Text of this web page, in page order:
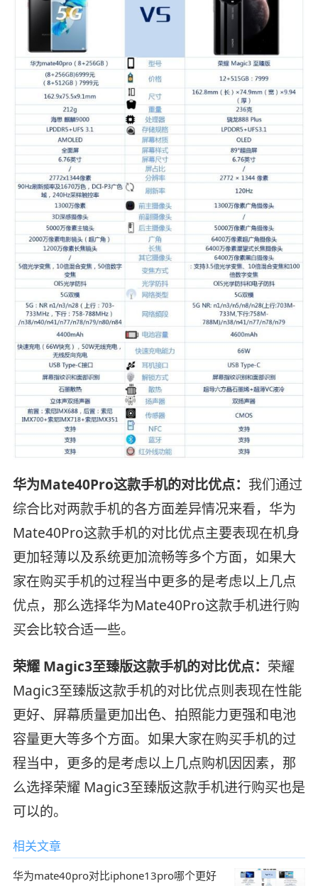
华为Mate40Pro这款手机的对比优点： 我们通过
综合比对两款手机的各方面差异情况来看，华为
Mate40Pro这款手机的对比优点主要表现在机身
更加轻薄以及系统更加流畅等多个方面，如果大
家在购买手机的过程当中更多的是考虑以上几点
优点，那么选择华为Mate40Pro这款手机进行购
买会比较合适一些。
荣耀 Magic3至臻版这款手机的对比优点： 荣耀
Magic3至臻版这款手机的对比优点则表现在性能
更好、屏幕质量更加出色、拍照能力更强和电池
容量更大等多个方面。如果大家在购买手机的过
程当中，更多的是考虑以上几点购机因因素，那
么选择荣耀 Magic3至臻版这款手机进行购买也是
可以的。
相关文章
华为mate40pro对比iphone13pro哪个更好